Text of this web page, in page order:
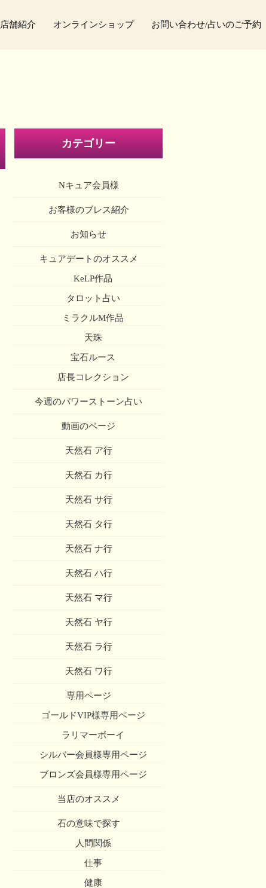
店舗紹介 オンラインショップ お問い合わせ/占いのご予約
カテゴリー
Nキュア会員様
お客様のブレス紹介
お知らせ
キュアデートのオススメ
KeLP作品
タロット占い
ミラクルM作品
天珠
宝石ルース
店長コレクション
今週のパワーストーン占い
動画のページ
天然石 ア行
天然石 カ行
天然石 サ行
天然石 タ行
天然石 ナ行
天然石 ハ行
天然石 マ行
天然石 ヤ行
天然石 ラ行
天然石 ワ行
専用ページ
ゴールドVIP様専用ページ
ラリマーボーイ
シルバー会員様専用ページ
ブロンズ会員様専用ページ
当店のオススメ
石の意味で探す
人間関係
仕事
健康